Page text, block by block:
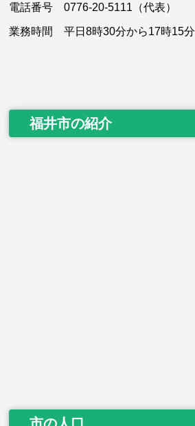
電話番号 0776-20-5111（代表）
業務時間 平日8時30分から17時15分
福井市の紹介